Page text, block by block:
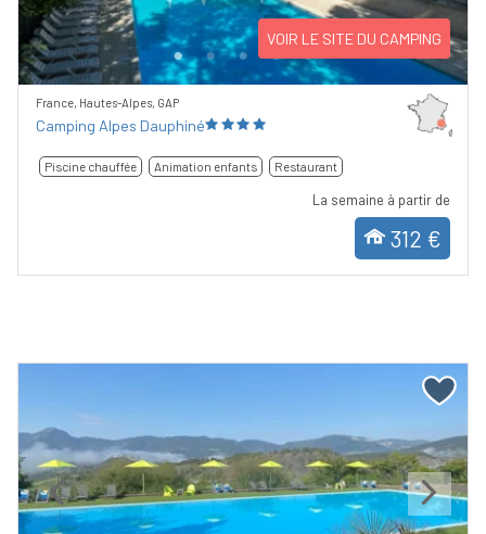
VOIR LE SITE DU CAMPING
France, Hautes-Alpes, GAP
Camping Alpes Dauphiné
Piscine chauffée Animation enfants Restaurant
La semaine à partir de
312 €
Previous Next